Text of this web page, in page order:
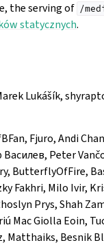
the serving of /
statycznych.
Lukášík,
Fjuro, Andi
Peter
ButterflyOfFire,
Fakhri, Milo Ivir,
Prys, Shah
Mac Giolla Eoin,